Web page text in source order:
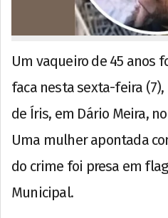
Um vaqueiro de 45 anos
faca nesta sexta-feira
de Íris, em Dário Meira,
Uma mulher apontada
do crime foi presa em
Municipal.